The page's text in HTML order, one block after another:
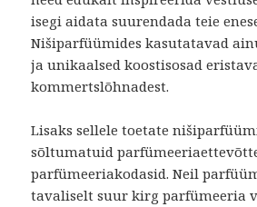
isegi aidata suurendada teie
Nišiparfüümides kasutatavad
ja unikaalsed koostisosad
kommertslõhnadest.
Lisaks sellele toetate
sõltumatuid
parfümeeriakodasid. Neil
tavaliselt suur kirg parfümeeria